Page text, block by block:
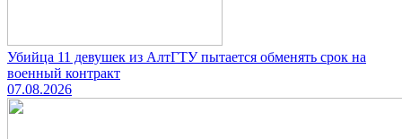
Убийца 11 девушек из АлтГТУ пытается обменять срок на
военный контракт
07.08.2026